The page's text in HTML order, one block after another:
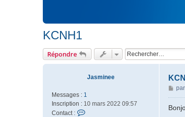
KCNH1
Répondre
Jasminee
Messages : 1
Inscription : 10 mars 2022 09:57
Contact :
M
e
s
par